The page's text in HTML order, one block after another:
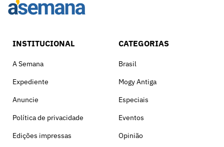
INSTITUCIONAL
A Semana
Expediente
Anuncie
Política de privacidade
Edições impressas
CATEGORIAS
Brasil
Mogy Antiga
Especiais
Eventos
Opinião